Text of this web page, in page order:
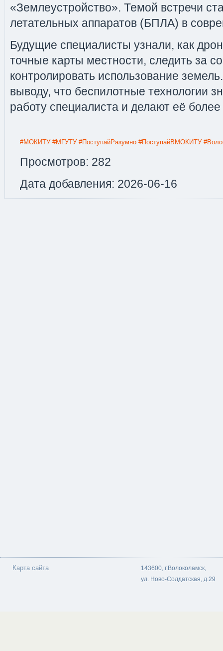
«Землеустройство». Темой встречи
летательных аппаратов (БПЛА) в
Будущие специалисты узнали, как
точные карты местности, следить за
контролировать использование
выводу, что беспилотные технологии
работу специалиста и делают её
#МОКИТУ #МГУТУ #ПоступайРазумно #ПоступайВМОКИТУ
Просмотров: 282
Дата добавления: 2026-06-16
Карта сайта
143600, г.Волоколамск,
ул. Ново-Солдатская, д.29